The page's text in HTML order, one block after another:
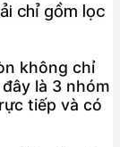
chỉ gồm lọc
không chỉ
là 3 nhóm
tiếp và có